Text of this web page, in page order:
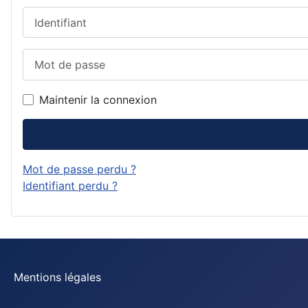
Maintenir la connexion
Mot de passe perdu ?
Identifiant perdu ?
Mentions légales